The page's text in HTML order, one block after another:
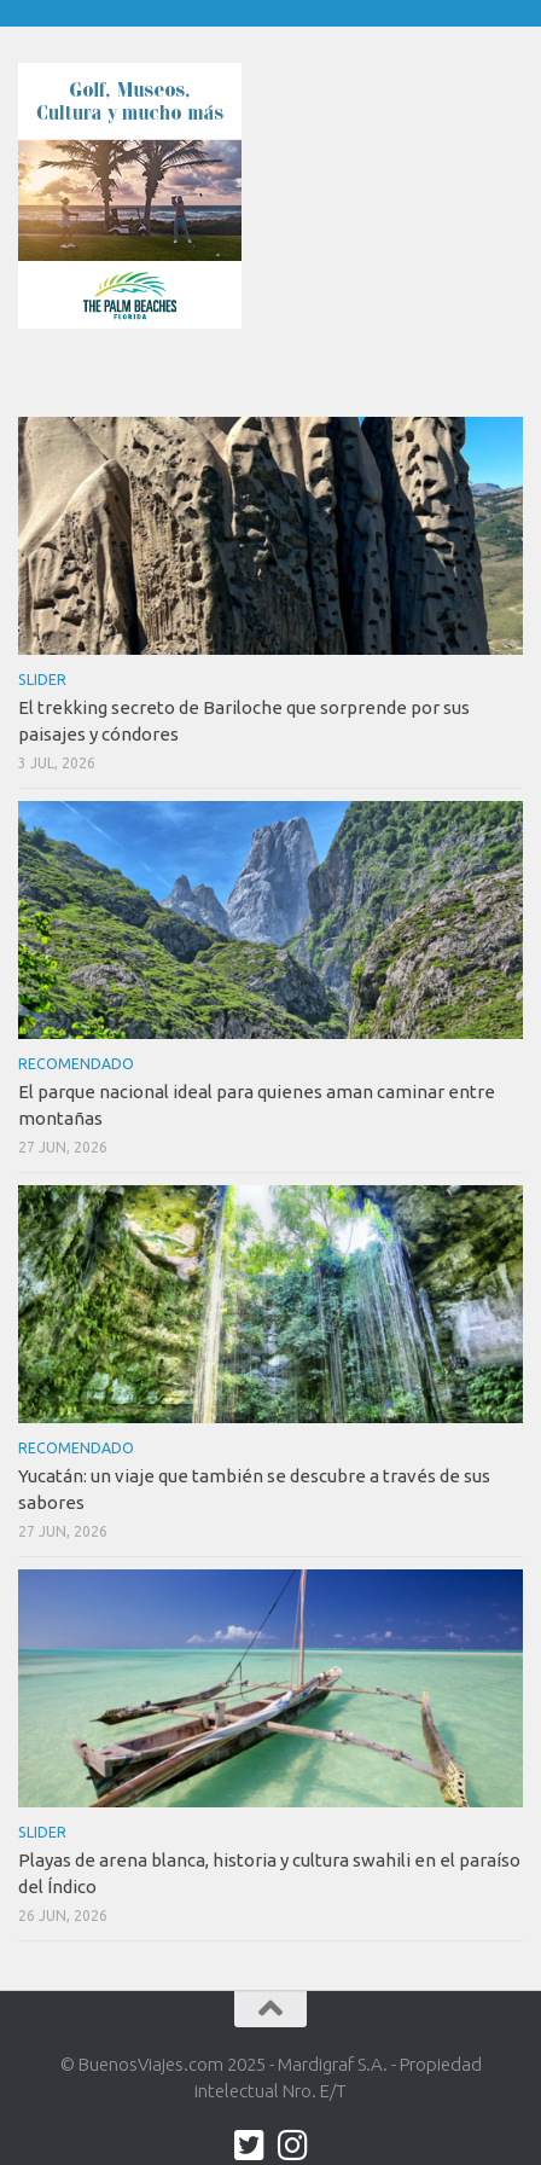
SLIDER
El trekking secreto de Bariloche que sorprende por sus
paisajes y cóndores
3 JUL, 2026
RECOMENDADO
El parque nacional ideal para quienes aman caminar entre
montañas
27 JUN, 2026
RECOMENDADO
Yucatán: un viaje que también se descubre a través de sus
sabores
27 JUN, 2026
SLIDER
Playas de arena blanca, historia y cultura swahili en el paraíso
del Índico
26 JUN, 2026
© BuenosViajes.com 2025 - Mardigraf S.A. - Propiedad
intelectual Nro. E/T